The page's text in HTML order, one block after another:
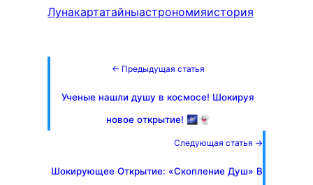
Лунакартатайныастрономияистория
← Предыдущая статья
Ученые нашли душу в космосе! Шокируя
новое открытие! 🌌👻
Следующая статья →
Шокирующее Открытие: «Скопление Душ» В